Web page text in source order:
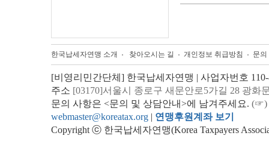
한국납세자연맹 소개 찾아오시는 길 개인정보 취급방침 문
[비영리민간단체] 한국납세자연맹 | 사업자번호
주소 [03170]서울시 종로구 새문안로5가길 28 광화
문의 사항은 <문의 및 상담안내>에 남겨주세요. (☞)
webmaster@koreatax.org | 연맹후원계좌 보기
Copyright ⓒ 한국납세자연맹(Korea Taxpayers